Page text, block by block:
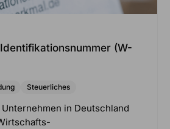
(W-
Steuerliches
in Deutschland